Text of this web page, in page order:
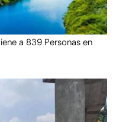
a 839 Personas en